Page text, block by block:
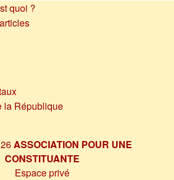
quoi ?
la République
ASSOCIATION POUR UNE
CONSTITUANTE
Espace privé